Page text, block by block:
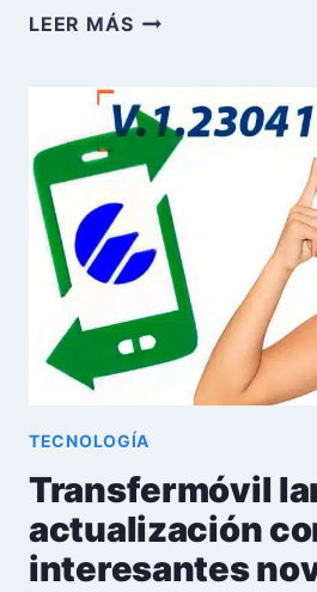
LEER MÁSLA
UBER
CUBANO
QUE
REVOLUCIONA
EL
TRANSPORTE
EN
CUBA
TECNOLOGÍA
Transfermóvil
actualización
interesantes